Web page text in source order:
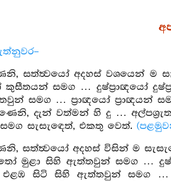
සත්ත්‍වයෝ අදහස් වශයෙන් ම
සමග … දුෂ්ප්‍රාඥයෝ
සමග … ප්‍රාඥයෝ ප්‍රාඥයන්
දැන් වත්මන් හි දු …
සමග සැසැඳෙත්, එකතු වෙත්.
සත්ත්‍වයෝ අදහස් විසින් ම
මුළා සිහි ඇත්තවුන් සමග …
සිටි සිහි ඇත්තවුන් සමග …